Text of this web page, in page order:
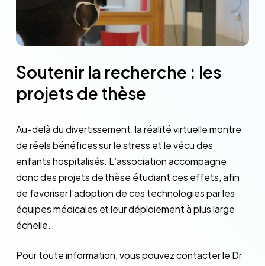
Soutenir la recherche : les
projets de thèse
Au-delà du divertissement, la réalité virtuelle montre
de réels bénéfices sur le stress et le vécu des
enfants hospitalisés. L’association accompagne
donc des projets de thèse étudiant ces effets, afin
de favoriser l’adoption de ces technologies par les
équipes médicales et leur déploiement à plus large
échelle.
Pour toute information, vous pouvez contacter le Dr